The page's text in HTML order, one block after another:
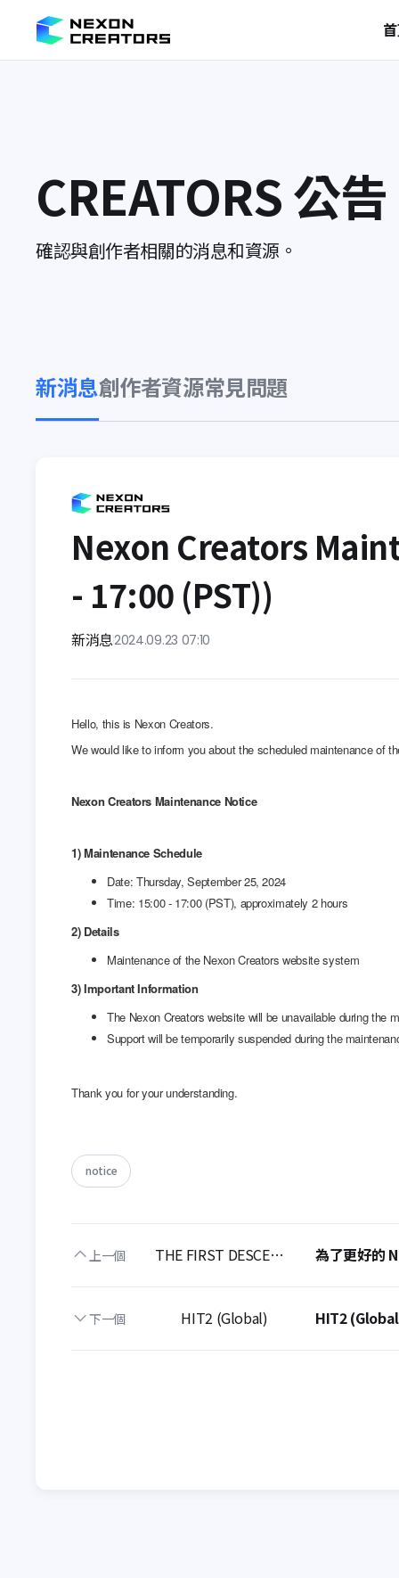
CREATORS 公告
確認與創作者相關的消息和資源。
新消息創作者資源常見問題
Nexon Creators
- 17:00 (PST))
新消息2024.09.23 07:10
notice
上一個 THE FIRST DESCENDANT 為了更好的
下一個 HIT2 (Global) HIT2